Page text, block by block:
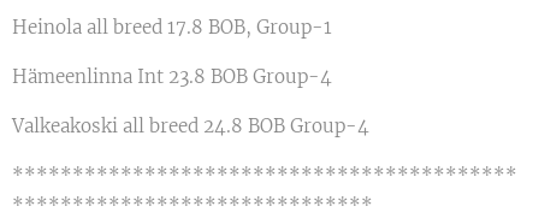
Heinola all breed 17.8 BOB, Group-1
Hämeenlinna Int 23.8 BOB Group-4
Valkeakoski all breed 24.8 BOB Group-4
******************************************
******************************